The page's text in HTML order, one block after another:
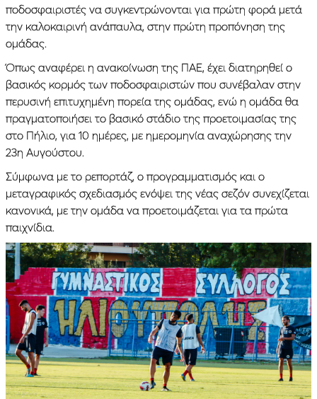
ποδοσφαιριστές να συγκεντρώνονται για πρώτη φορά μετά
την καλοκαιρινή ανάπαυλα, στην πρώτη προπόνηση της
ομάδας.
Όπως αναφέρει η ανακοίνωση της ΠΑΕ, έχει διατηρηθεί ο
βασικός κορμός των ποδοσφαιριστών που συνέβαλαν στην
περυσινή επιτυχημένη πορεία της ομάδας, ενώ η ομάδα θα
πραγματοποιήσει το βασικό στάδιο της προετοιμασίας της
στο Πήλιο, για 10 ημέρες, με ημερομηνία αναχώρησης την
23η Αυγούστου.
Σύμφωνα με το ρεπορτάζ, ο προγραμματισμός και ο
μεταγραφικός σχεδιασμός ενόψει της νέας σεζόν συνεχίζεται
κανονικά, με την ομάδα να προετοιμάζεται για τα πρώτα
παιχνίδια.